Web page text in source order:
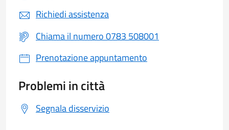
Richiedi assistenza
Chiama il numero 0783 508001
Prenotazione appuntamento
Problemi in città
Segnala disservizio